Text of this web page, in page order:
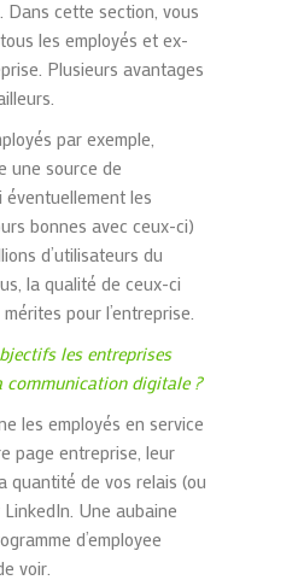
Dans cette section, vous
les employés et ex-
Plusieurs avantages
par exemple,
une source de
éventuellement les
bonnes avec ceux-ci)
d’utilisateurs du
la qualité de ceux-ci
pour l’entreprise.
les entreprises
communication digitale ?
les employés en service
page entreprise, leur
quantité de vos relais (ou
Une aubaine
d’employee
voir.